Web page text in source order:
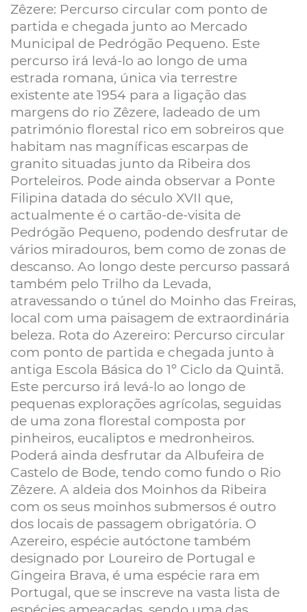
Zêzere: Percurso circular com ponto de
partida e chegada junto ao Mercado
Municipal de Pedrógão Pequeno. Este
percurso irá levá-lo ao longo de uma
estrada romana, única via terrestre
existente ate 1954 para a ligação das
margens do rio Zêzere, ladeado de um
património florestal rico em sobreiros que
habitam nas magníficas escarpas de
granito situadas junto da Ribeira dos
Porteleiros. Pode ainda observar a Ponte
Filipina datada do século XVII que,
actualmente é o cartão-de-visita de
Pedrógão Pequeno, podendo desfrutar de
vários miradouros, bem como de zonas de
descanso. Ao longo deste percurso passará
também pelo Trilho da Levada,
atravessando o túnel do Moinho das Freiras,
local com uma paisagem de extraordinária
beleza. Rota do Azereiro: Percurso circular
com ponto de partida e chegada junto à
antiga Escola Básica do 1º Ciclo da Quintã.
Este percurso irá levá-lo ao longo de
pequenas explorações agrícolas, seguidas
de uma zona florestal composta por
pinheiros, eucaliptos e medronheiros.
Poderá ainda desfrutar da Albufeira de
Castelo de Bode, tendo como fundo o Rio
Zêzere. A aldeia dos Moinhos da Ribeira
com os seus moinhos submersos é outro
dos locais de passagem obrigatória. O
Azereiro, espécie autóctone também
designado por Loureiro de Portugal e
Gingeira Brava, é uma espécie rara em
Portugal, que se inscreve na vasta lista de